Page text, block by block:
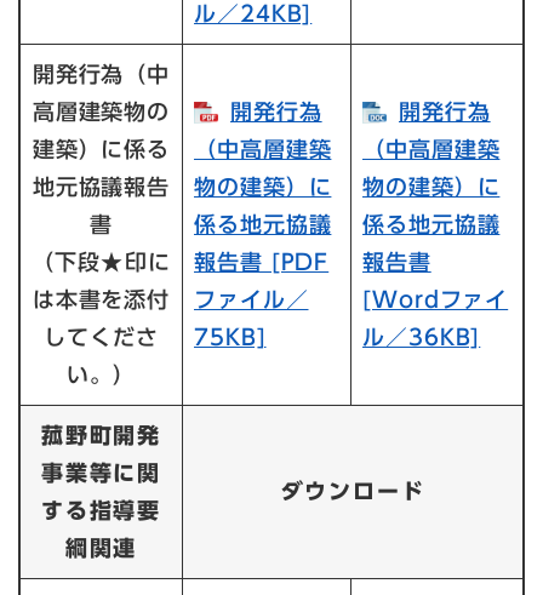
ル／24KB]
開発行為（中
高層建築物の
建築）に係る
地元協議報告
書
（下段★ 印に
は本書を添付
してくださ
い。）
開発行為
（中高層建築
物の建築）に
係る地元協議
報告書​ [PDF
ファイル／
75KB]
開発行為
（中高層建築
物の建築）に
係る地元協議
報告書​
[Wordファイ
ル／36KB]
菰野町開発
事業等に関
する指導要
綱関連
ダウンロード